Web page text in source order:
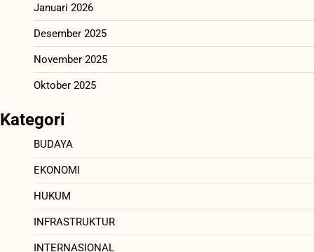
Januari 2026
Desember 2025
November 2025
Oktober 2025
Kategori
BUDAYA
EKONOMI
HUKUM
INFRASTRUKTUR
INTERNASIONAL